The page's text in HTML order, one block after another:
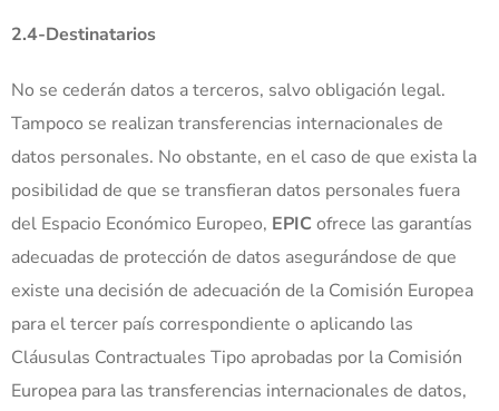
2.4-Destinatarios
No se cederán datos a terceros, salvo obligación legal.
Tampoco se realizan transferencias internacionales de
datos personales. No obstante, en el caso de que exista la
posibilidad de que se transfieran datos personales fuera
del Espacio Económico Europeo, EPIC ofrece las garantías
adecuadas de protección de datos asegurándose de que
existe una decisión de adecuación de la Comisión Europea
para el tercer país correspondiente o aplicando las
Cláusulas Contractuales Tipo aprobadas por la Comisión
Europea para las transferencias internacionales de datos,